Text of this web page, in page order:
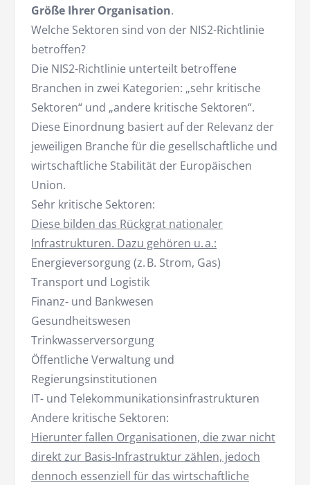
Größe Ihrer Organisation.
Welche Sektoren sind von der NIS2-Richtlinie
betroffen?
Die NIS2-Richtlinie unterteilt betroffene
Branchen in zwei Kategorien: „sehr kritische
Sektoren“ und „andere kritische Sektoren“.
Diese Einordnung basiert auf der Relevanz der
jeweiligen Branche für die gesellschaftliche und
wirtschaftliche Stabilität der Europäischen
Union.
Sehr kritische Sektoren:
Diese bilden das Rückgrat nationaler
Infrastrukturen. Dazu gehören u. a.:
Energieversorgung (z. B. Strom, Gas)
Transport und Logistik
Finanz- und Bankwesen
Gesundheitswesen
Trinkwasserversorgung
Öffentliche Verwaltung und
Regierungsinstitutionen
IT- und Telekommunikationsinfrastrukturen
Andere kritische Sektoren:
Hierunter fallen Organisationen, die zwar nicht
direkt zur Basis-Infrastruktur zählen, jedoch
dennoch essenziell für das wirtschaftliche